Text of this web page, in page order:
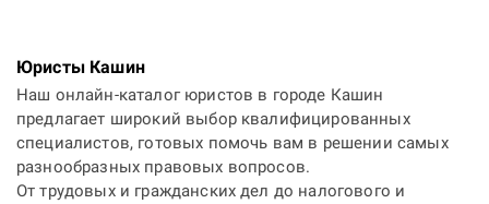
Юристы Кашин
Наш онлайн-каталог юристов в городе Кашин
предлагает широкий выбор квалифицированных
специалистов, готовых помочь вам в решении самых
разнообразных правовых вопросов.
От трудовых и гражданских дел до налогового и